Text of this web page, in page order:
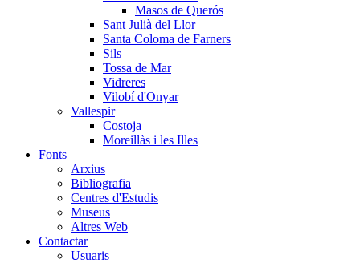
Masos de Querós
Sant Julià del Llor
Santa Coloma de Farners
Sils
Tossa de Mar
Vidreres
Vilobí d'Onyar
Vallespir
Costoja
Moreillàs i les Illes
Fonts
Arxius
Bibliografia
Centres d'Estudis
Museus
Altres Web
Contactar
Usuaris